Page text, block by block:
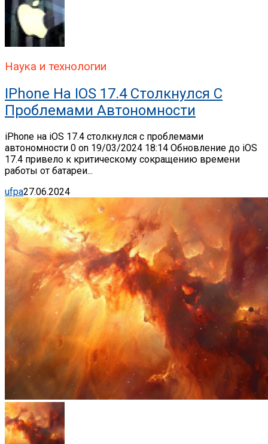
Наука и технологии
IPhone На IOS 17.4 Столкнулся С
Проблемами Автономности
iPhone на iOS 17.4 столкнулся с проблемами
автономности 0 on 19/03/2024 18:14 Обновление до iOS
17.4 привело к критическому сокращению времени
работы от батареи...
ufpa27.06.2024